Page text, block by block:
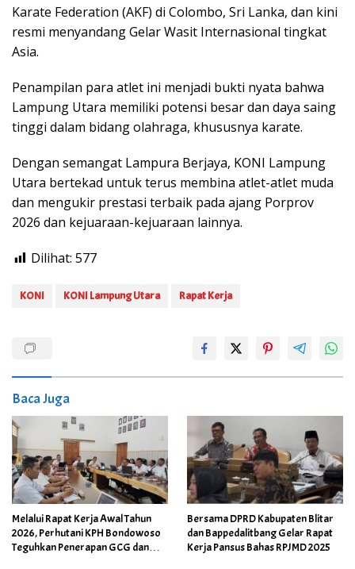
Karate Federation (AKF) di Colombo, Sri Lanka, dan kini
resmi menyandang Gelar Wasit Internasional tingkat
Asia.
Penampilan para atlet ini menjadi bukti nyata bahwa
Lampung Utara memiliki potensi besar dan daya saing
tinggi dalam bidang olahraga, khususnya karate.
Dengan semangat Lampura Berjaya, KONI Lampung
Utara bertekad untuk terus membina atlet-atlet muda
dan mengukir prestasi terbaik pada ajang Porprov
2026 dan kejuaraan-kejuaraan lainnya.
Dilihat: 577
KONI KONI Lampung Utara Rapat Kerja
Baca Juga
Melalui Rapat Kerja Awal Tahun
2026, Perhutani KPH Bondowoso
Teguhkan Penerapan GCG dan
Bersama DPRD Kabupaten Blitar
dan Bappedalitbang Gelar Rapat
Kerja Pansus Bahas RPJMD 2025